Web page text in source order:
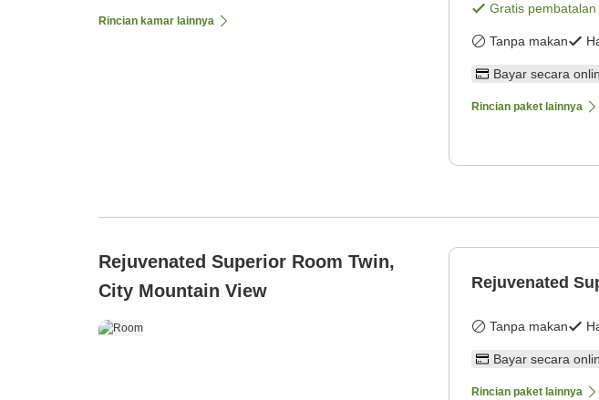
Rincian kamar lainnya
Gratis
Tanpa makan
Bayar secara
Rincian paket lainnya
Rejuvenated Superior Room Twin,
City Mountain View
Rejuvenated
Tanpa makan
Bayar secara
Rincian paket lainnya